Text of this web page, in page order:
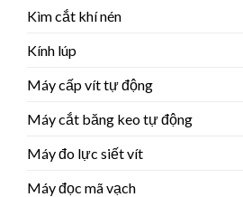
Kìm cắt khí nén
Kính lúp
Máy cấp vít tự động
Máy cắt băng keo tự động
Máy đo lực siết vít
Máy đọc mã vạch